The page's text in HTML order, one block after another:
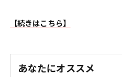
【続きはこちら】
あなたにオススメ